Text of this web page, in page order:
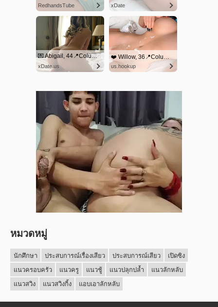
หมวดหมู่
นักศึกษา ประสบการณ์เรื่องเสียว ประสบการณ์เสียว
เปิดซิง
แนวครอบครัว
แนวครู แนวชู้ แนวปลุกปล้ำ
แนวลักหลับ
แนวสวิง
แนวสวิงกิ้ง แอบเอาลักหลับ